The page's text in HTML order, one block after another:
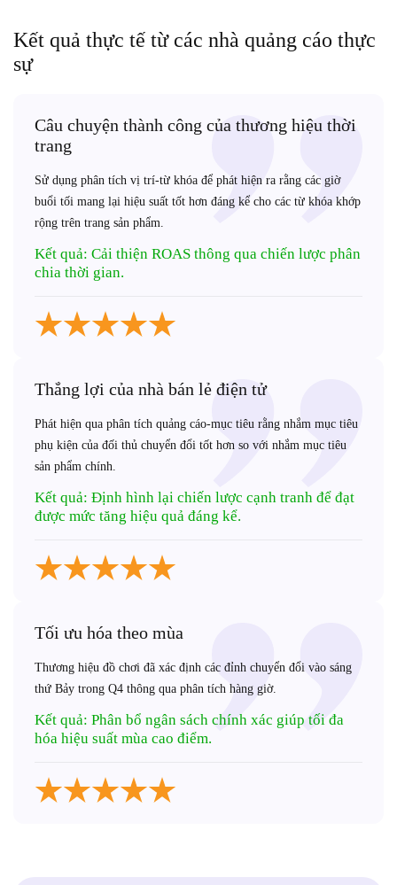
Kết quả thực tế từ các nhà quảng cáo thực
sự
Câu chuyện thành công của thương hiệu thời
trang
Sử dụng phân tích vị trí-từ khóa để phát hiện ra rằng các giờ
buổi tối mang lại hiệu suất tốt hơn đáng kể cho các từ khóa khớp
rộng trên trang sản phẩm.
Kết quả: Cải thiện ROAS thông qua chiến lược phân
chia thời gian.
Thắng lợi của nhà bán lẻ điện tử
Phát hiện qua phân tích quảng cáo-mục tiêu rằng nhắm mục tiêu
phụ kiện của đối thủ chuyển đổi tốt hơn so với nhắm mục tiêu
sản phẩm chính.
Kết quả: Định hình lại chiến lược cạnh tranh để đạt
được mức tăng hiệu quả đáng kể.
Tối ưu hóa theo mùa
Thương hiệu đồ chơi đã xác định các đỉnh chuyển đổi vào sáng
thứ Bảy trong Q4 thông qua phân tích hàng giờ.
Kết quả: Phân bổ ngân sách chính xác giúp tối đa
hóa hiệu suất mùa cao điểm.